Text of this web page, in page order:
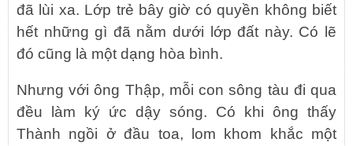
đã lùi xa. Lớp trẻ bây giờ có quyền không biết
hết những gì đã nằm dưới lớp đất này. Có lẽ
đó cũng là một dạng hòa bình.
Nhưng với ông Thập, mỗi con sông tàu đi qua
đều làm ký ức dậy sóng. Có khi ông thấy
Thành ngồi ở đầu toa, lom khom khắc một